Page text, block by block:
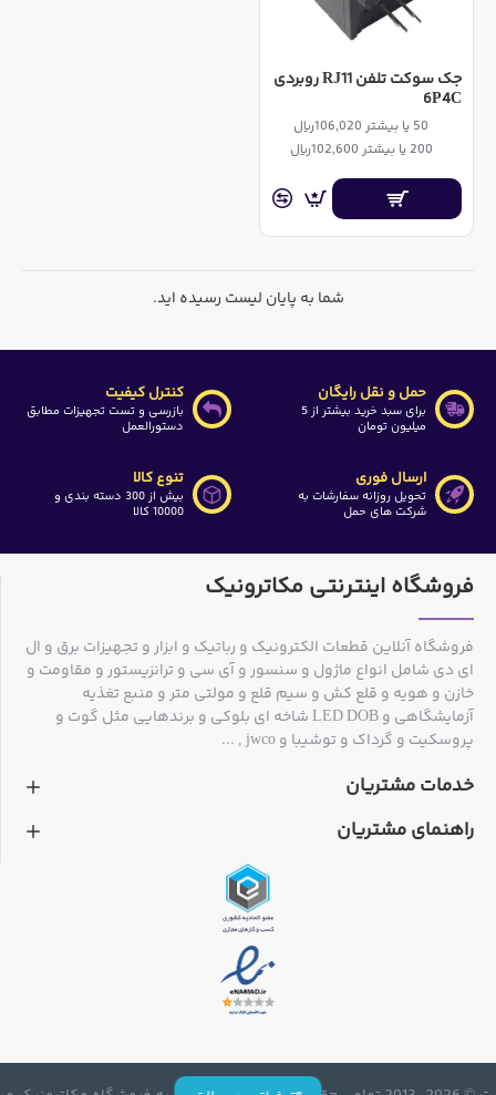
جک سوکت تلفن RJ11 روبردی
6P4C
50 یا بیشتر 106,020ریال
200 یا بیشتر 102,600ریال
شما به پایان لیست رسیده اید.
حمل و نقل رایگان
برای سبد خرید بیشتر از 5
میلیون تومان
کنترل کیفیت
بازرسی و تست تجهیزات مطابق
دستورالعمل
ارسال فوری
تحویل روزانه سفارشات به
شرکت های حمل
تنوع کالا
بیش از 300 دسته بندی و
10000 کالا
فروشگاه اینترنتی مکاترونیک
فروشگاه آنلاین قطعات الکترونیک و رباتیک و ابزار و تجهیزات برق و ال
ای دی شامل انواع ماژول و سنسور و آی سی و ترانزیستور و مقاومت و
خازن و هویه و قلع کش و سیم قلع و مولتی متر و منبع تغذیه
آزمایشگاهی و LED DOB شاخه ای بلوکی و برندهایی مثل گوت و
پروسکیت و گرداک و توشیبا و jwco , ...
خدمات مشتریان
راهنمای مشتریان